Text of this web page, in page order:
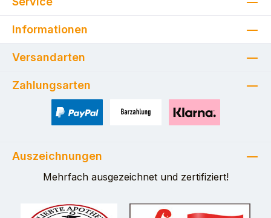
Informationen
Versandarten
Zahlungsarten
Auszeichnungen
Mehrfach ausgezeichnet und zertifiziert!